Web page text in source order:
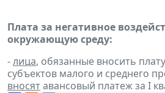
Плата за негативное
окружающую среду:
-лица, обязанные вносить
субъектов малого и среднего
вносятавансовый платеж за I